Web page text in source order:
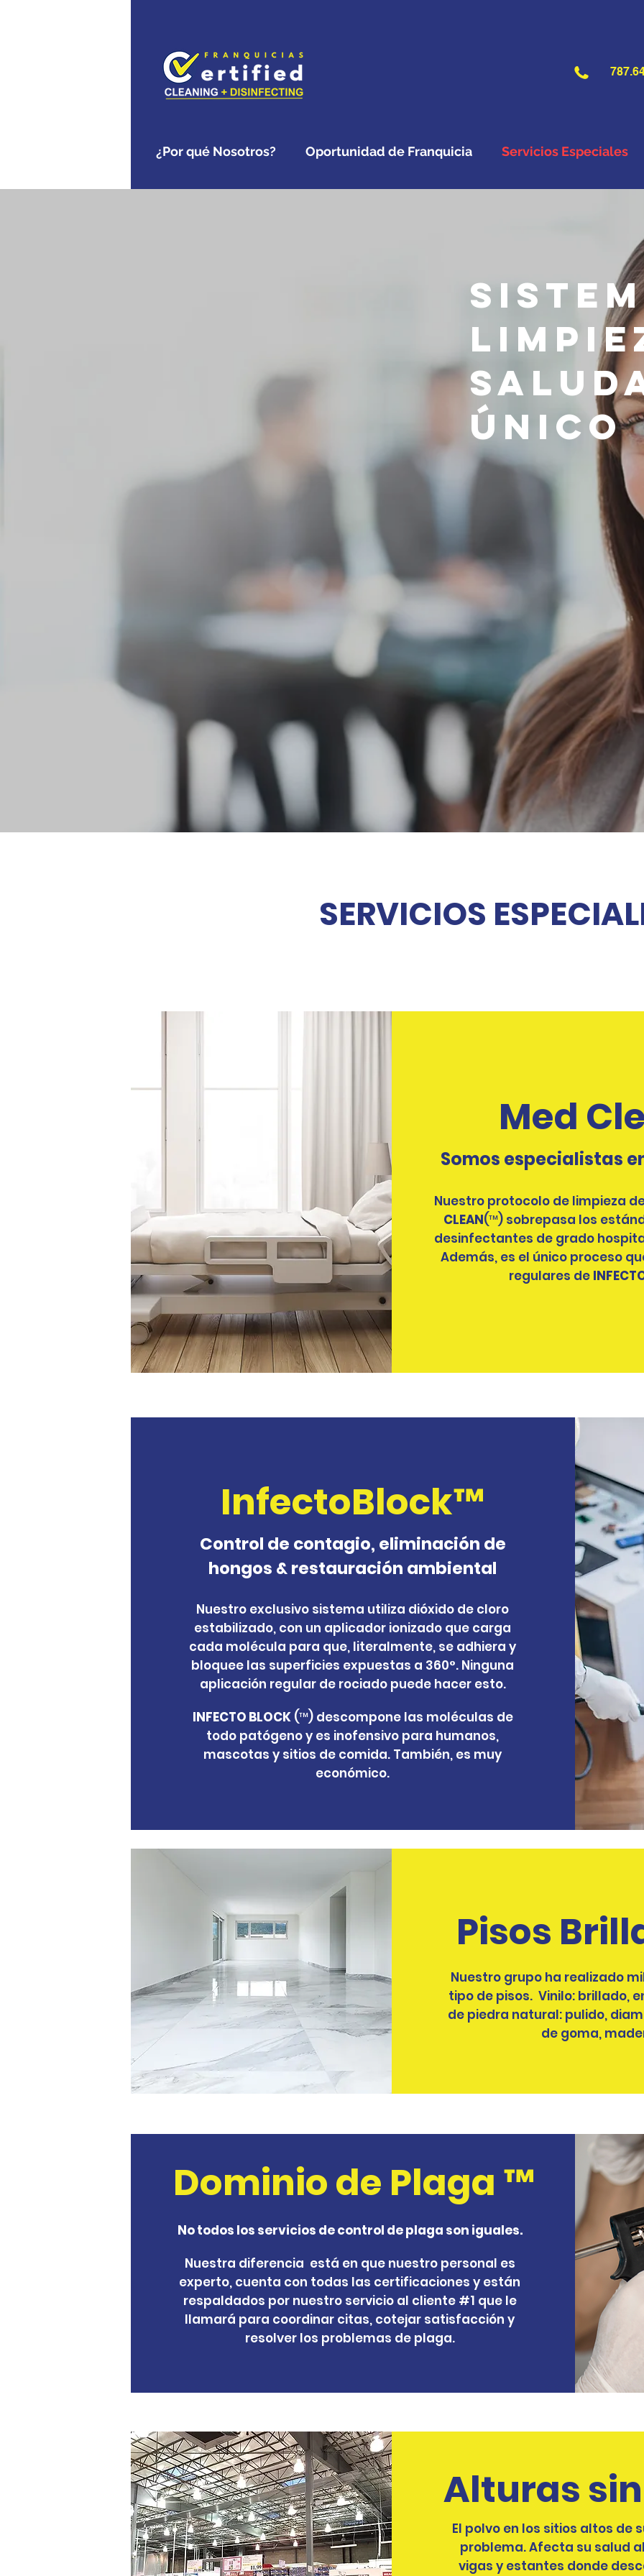
¿Por qué Nosotros? Oportunidad de Franquicia Servicios Especiales
Único
SERVICIOS
Med
Somos especialistas
Nuestro protocolo de limpieza
CLEAN(™️) sobrepasa los
desinfectantes de grado
Además, es el único proceso
regulares de
InfectoBlock™
Control de contagio, eliminación de
hongos & restauración ambiental
Nuestro exclusivo sistema utiliza dióxido de cloro
estabilizado, con un aplicador ionizado que carga
cada molécula para que, literalmente, se adhiera y
bloquee las superficies expuestas a 360°. Ninguna
aplicación regular de rociado puede hacer esto.
INFECTO BLOCK(™) descompone las moléculas de
todo patógeno y es inofensivo para humanos,
mascotas y sitios de comida. También, es muy
económico.
Pisos
Nuestro grupo ha realizado
tipo de pisos. Vinilo: brillado,
de piedra natural: pulido,
de goma,
Dominio de Plaga ™
No todos los servicios de control de plaga son iguales.
Nuestra diferencia está en que nuestro personal es
experto, cuenta con todas las certificaciones y están
respaldados por nuestro servicio al cliente #1 que le
llamará para coordinar citas, cotejar satisfacción y
resolver los problemas de plaga.
Alturas
El polvo en los sitios altos de
problema. Afecta su salud
vigas y estantes donde